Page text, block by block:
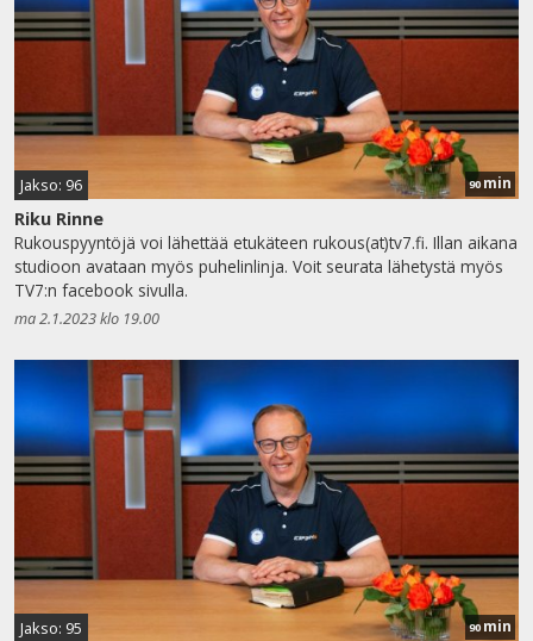
Jakso: 96 90 min
Riku Rinne
Rukouspyyntöjä voi lähettää etukäteen rukous(at)tv7.fi. Illan aikana
studioon avataan myös puhelinlinja. Voit seurata lähetystä myös
TV7:n facebook sivulla.
ma 2.1.2023 klo 19.00
Jakso: 95 90 min